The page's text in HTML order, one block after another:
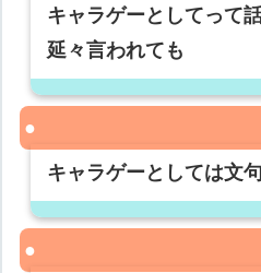
キャラゲーとしてって
延々言われても
キャラゲーとしては文